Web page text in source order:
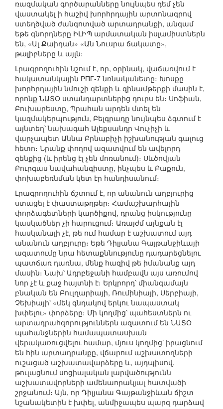
ռազմական գործարանները նույնպես դեմ չեն
վաստակել ի հաշիվ խորհրդային արտոնագրով
ստեղծված ժանգոտված արտադրանքի, անգամ
եթե գնորդները ԻԼԻՊ արմատական իսլամիստներն
են, «Ալ Քաիդան» «Ան Նուսրա ճակատը»,
թալիբները և այլն։
Լրագրողուհին նշում է, որ, օրինակ, վաճառվում է
հակատանկային РПГ-7 նռնականետը։ Խոսքը
խորհրդային նմուշի զենքի և զինամթերքի մասին է,
որոնք ՆԱՏՕ ստանդարտներից դուրս են։ Սոֆիան,
Բուխարեստը, Պրահան արդեն մտել են
կազմակերպություն, Բելգրադը նույնպես ձգտում է
այնտեղ՝ նախագահ Ալեքսանդր Վուչիչի և
վարչապետ Աննա Բրնաբիչի իշխանության գալուց
հետո։ Նրանք փողով ազատվում են ավելորդ
զենքից (և իրենց էլ չեն մոռանում)։ Սևծովյան
Բուրգաս նավահանգիստը, ինչպես և Բաքուն,
փոխաբեռնման կետ էր հանդիսանում։
Լրագրողուհին ճշտում է, որ անանուն աղբյուրից
ստացել է փաստաթղթեր։ Համաշխարհային
փորձագետների կարծիքով, դրանց իսկությունը
կասկածներ չի հարուցում։ Առայժմ այնքան էլ
հասկանալի չէ, թե ում համար է աշխատում այդ
անանուն աղբյուրը։ Եթե Դիլյանա Գայթանջիևայի
ազատումը նրա հետաքննությունը դադարեցնելու
պատճառ դառնա, մենք հազիվ թե իմանանք այդ
մասին։ Նախ՝ Ադրբեջանի համբավն այս առումով
նոր չէ և քաջ հայտնի է։ Երկրորդ՝ միանգամայն
բնական են Բուլղարիայի, Ռումինիայի, Սերբիայի,
Չեխիայի՝ «մեկ գնդակով երկու նապաստակ
խփելու» փորձերը։ Մի կողմից՝ պահեստներն ու
արտադրահզորություններն ազատում են ՆԱՏՕ
պահանջներին համապատասխան
վերակառուցվելու համար, մյուս կողմից՝ իրացնում
են հին արտադրանքը, վճարում աշխատողների
ուշացած աշխատավարձերը և, այդպիսով,
թուլացնում սոցիալական լարվածությունն
աշխատավորների ամենաորակյալ հատվածի
շրջանում։ Այն, որ Դիլյանա Գայթանջիևան ճիշտ
նշանակետին է խփել, անմիջապես պարզ դարձավ